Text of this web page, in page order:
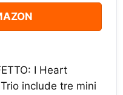
I Heart
include tre mini